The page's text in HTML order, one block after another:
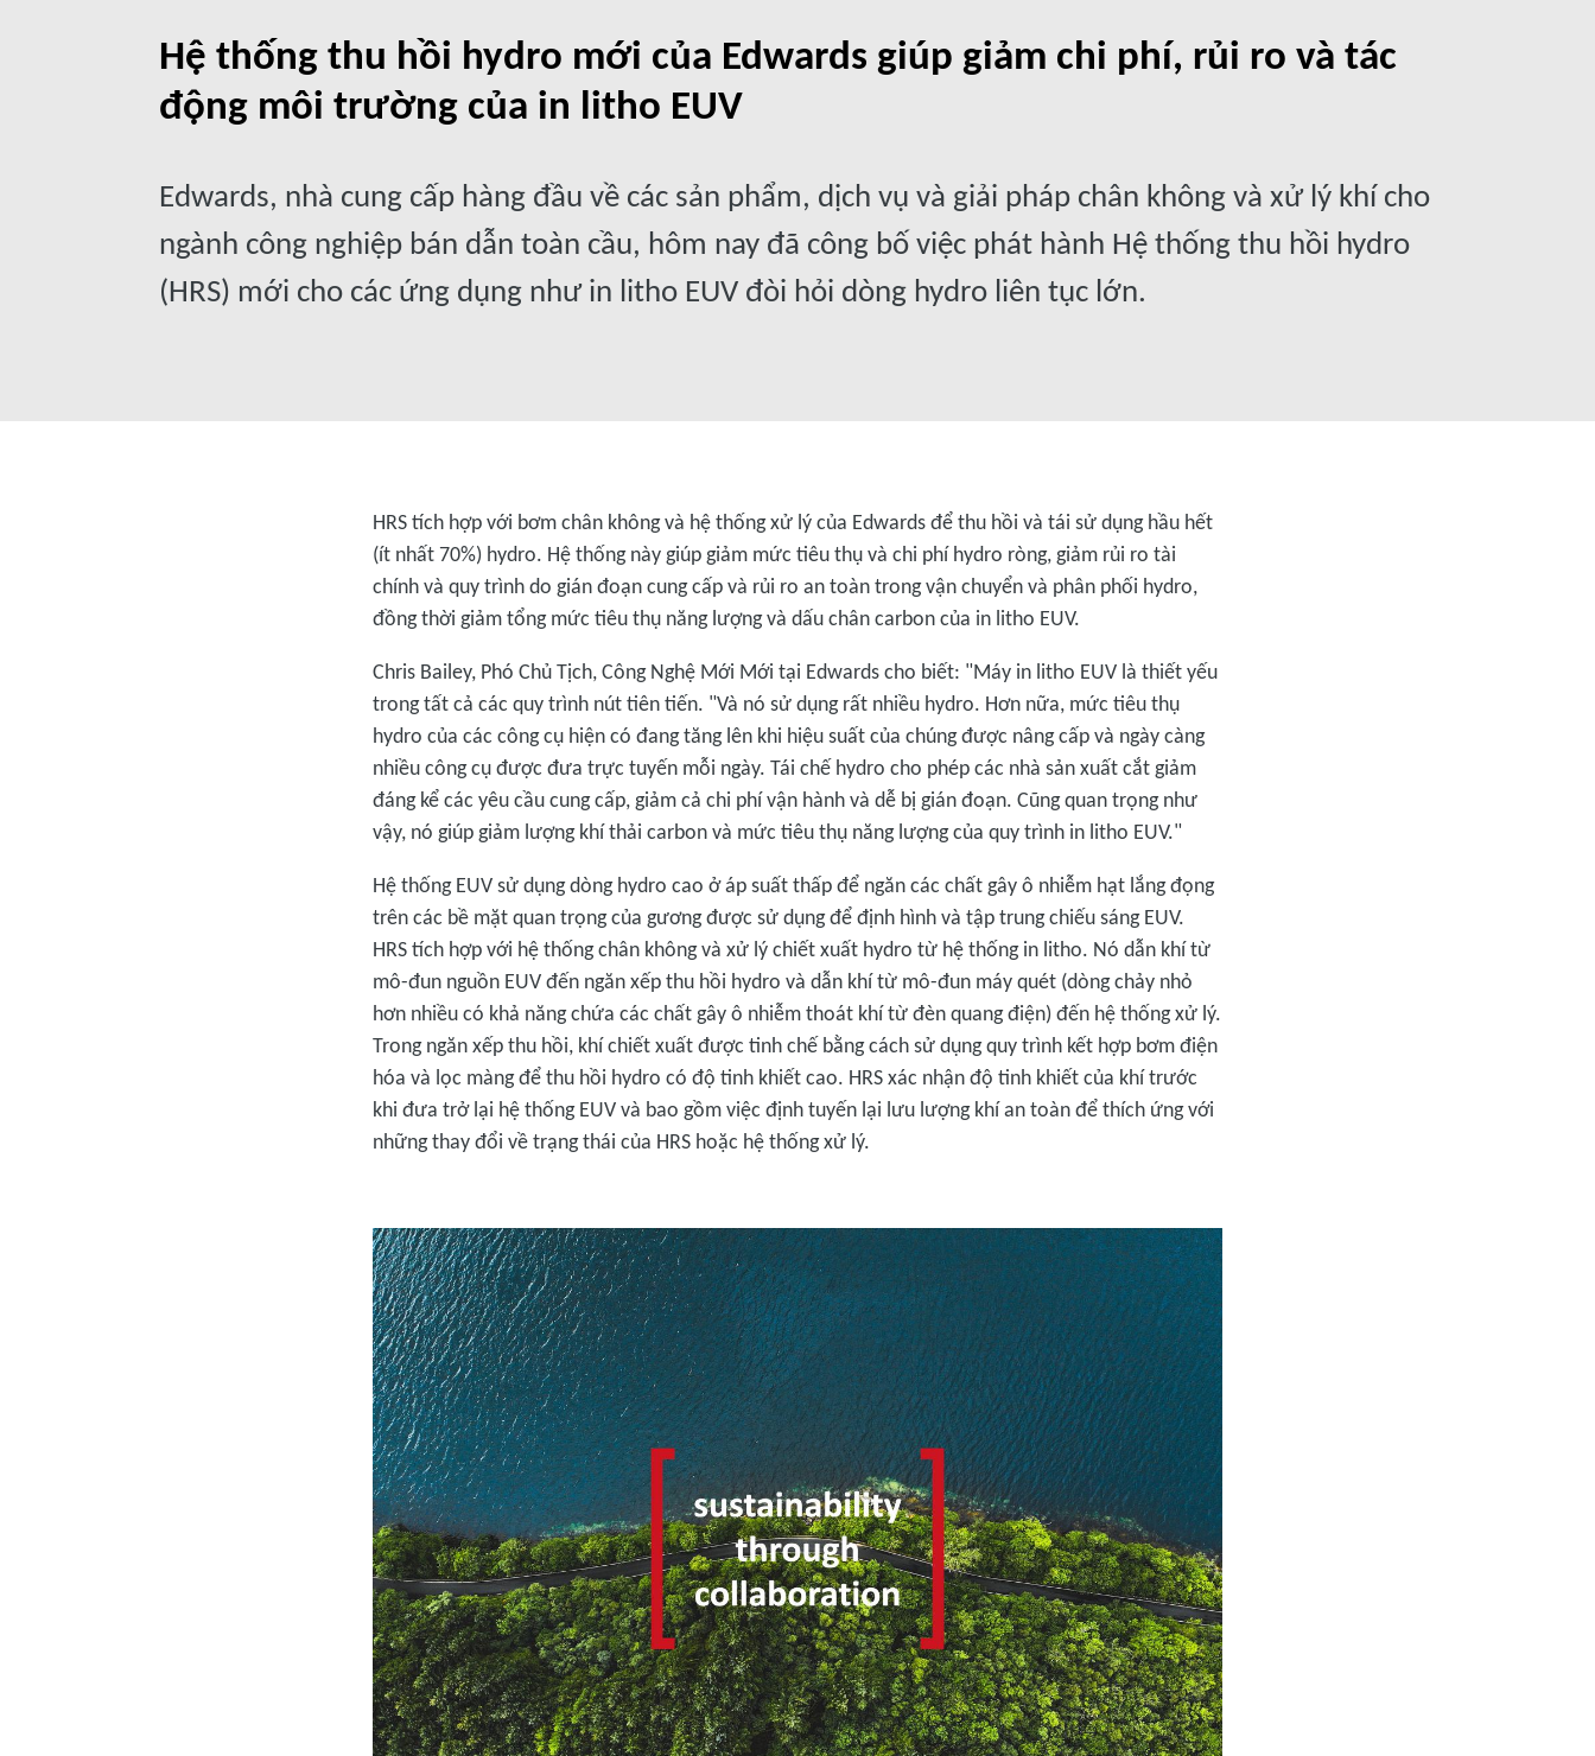
Hệ thống thu hồi hydro mới của Edwards giúp giảm chi phí, rủi ro và tác
động môi trường của in litho EUV
Edwards, nhà cung cấp hàng đầu về các sản phẩm, dịch vụ và giải pháp chân không và xử lý khí cho
ngành công nghiệp bán dẫn toàn cầu, hôm nay đã công bố việc phát hành Hệ thống thu hồi hydro
(HRS) mới cho các ứng dụng như in litho EUV đòi hỏi dòng hydro liên tục lớn.
HRS tích hợp với bơm chân không và hệ thống xử lý của Edwards để thu hồi và tái sử dụng hầu hết
(ít nhất 70%) hydro. Hệ thống này giúp giảm mức tiêu thụ và chi phí hydro ròng, giảm rủi ro tài
chính và quy trình do gián đoạn cung cấp và rủi ro an toàn trong vận chuyển và phân phối hydro,
đồng thời giảm tổng mức tiêu thụ năng lượng và dấu chân carbon của in litho EUV.
Chris Bailey, Phó Chủ Tịch, Công Nghệ Mới Mới tại Edwards cho biết: "Máy in litho EUV là thiết yếu
trong tất cả các quy trình nút tiên tiến. "Và nó sử dụng rất nhiều hydro. Hơn nữa, mức tiêu thụ
hydro của các công cụ hiện có đang tăng lên khi hiệu suất của chúng được nâng cấp và ngày càng
nhiều công cụ được đưa trực tuyến mỗi ngày. Tái chế hydro cho phép các nhà sản xuất cắt giảm
đáng kể các yêu cầu cung cấp, giảm cả chi phí vận hành và dễ bị gián đoạn. Cũng quan trọng như
vậy, nó giúp giảm lượng khí thải carbon và mức tiêu thụ năng lượng của quy trình in litho EUV."
Hệ thống EUV sử dụng dòng hydro cao ở áp suất thấp để ngăn các chất gây ô nhiễm hạt lắng đọng
trên các bề mặt quan trọng của gương được sử dụng để định hình và tập trung chiếu sáng EUV.
HRS tích hợp với hệ thống chân không và xử lý chiết xuất hydro từ hệ thống in litho. Nó dẫn khí từ
mô-đun nguồn EUV đến ngăn xếp thu hồi hydro và dẫn khí từ mô-đun máy quét (dòng chảy nhỏ
hơn nhiều có khả năng chứa các chất gây ô nhiễm thoát khí từ đèn quang điện) đến hệ thống xử lý.
Trong ngăn xếp thu hồi, khí chiết xuất được tinh chế bằng cách sử dụng quy trình kết hợp bơm điện
hóa và lọc màng để thu hồi hydro có độ tinh khiết cao. HRS xác nhận độ tinh khiết của khí trước
khi đưa trở lại hệ thống EUV và bao gồm việc định tuyến lại lưu lượng khí an toàn để thích ứng với
những thay đổi về trạng thái của HRS hoặc hệ thống xử lý.